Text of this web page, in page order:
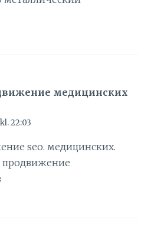
медицинских
22:03
seo. медицинских.
продвижение